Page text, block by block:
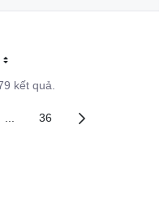
kết quả.
cổng
trên cổng
Các trang trung gian
Các trang trên cổng
36